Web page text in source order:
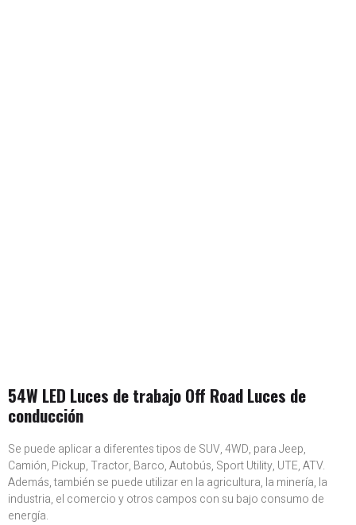
54W LED Luces de trabajo Off Road Luces de
conducción
Se puede aplicar a diferentes tipos de SUV, 4WD, para Jeep,
Camión, Pickup, Tractor, Barco, Autobús, Sport Utility, UTE, ATV.
Además, también se puede utilizar en la agricultura, la minería, la
industria, el comercio y otros campos con su bajo consumo de
energía.